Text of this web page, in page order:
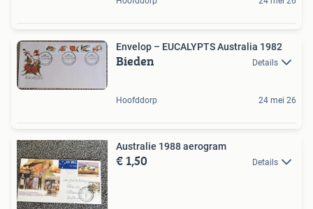
Envelop – EUCALYPTS Australia 1982
Bieden Details
Hoofddorp 24 mei 26
Australie 1988 aerogram
€ 1,50 Details